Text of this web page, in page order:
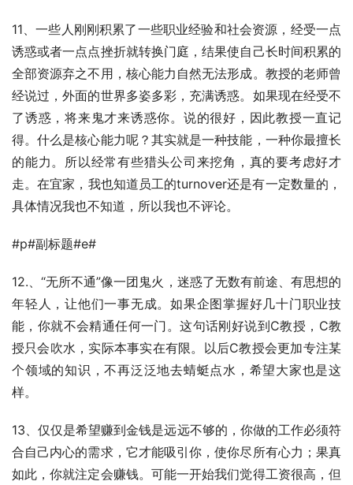
11、一些人刚刚积累了一些职业经验和社会资源，经受一点
诱惑或者一点点挫折就转换门庭，结果使自己长时间积累的
全部资源弃之不用，核心能力自然无法形成。教授的老师曾
经说过，外面的世界多姿多彩，充满诱惑。如果现在经受不
了诱惑，将来鬼才来诱惑你。说的很好，因此教授一直记
得。什么是核心能力呢？其实就是一种技能，一种你最擅长
的能力。所以经常有些猎头公司来挖角，真的要考虑好才
走。在宜家，我也知道员工的turnover还是有一定数量的，
具体情况我也不知道，所以我也不评论。
#p#副标题#e#
12.、“无所不通”像一团鬼火，迷惑了无数有前途、有思想的
年轻人，让他们一事无成。如果企图掌握好几十门职业技
能，你就不会精通任何一门。这句话刚好说到C教授，C教
授只会吹水，实际本事实在有限。以后C教授会更加专注某
个领域的知识，不再泛泛地去蜻蜓点水，希望大家也是这
样。
13、仅仅是希望赚到金钱是远远不够的，你做的工作必须符
合自己内心的需求，它才能吸引你，使你尽所有心力；果真
如此，你就注定会赚钱。可能一开始我们觉得工资很高，但